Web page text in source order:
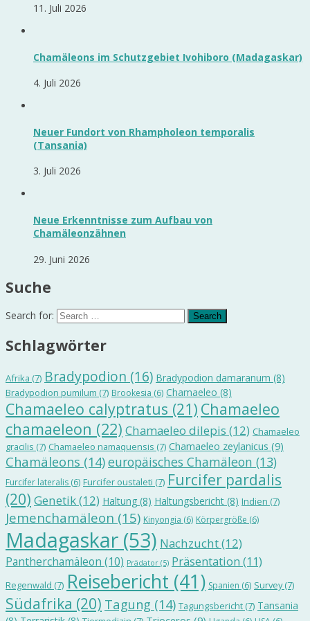
11. Juli 2026
Chamäleons im Schutzgebiet Ivohiboro (Madagaskar)
4. Juli 2026
Neuer Fundort von Rhampholeon temporalis
(Tansania)
3. Juli 2026
Neue Erkenntnisse zum Aufbau von
Chamäleonzähnen
29. Juni 2026
Suche
Search for:
Schlagwörter
Afrika (7) Bradypodion (16) Bradypodion damaranum (8)
Bradypodion pumilum (7) Brookesia (6) Chamaeleo (8)
Chamaeleo calyptratus (21) Chamaeleo
chamaeleon (22) Chamaeleo dilepis (12) Chamaeleo
gracilis (7) Chamaeleo namaquensis (7) Chamaeleo zeylanicus (9)
Chamäleons (14)europäisches Chamäleon (13)
Furcifer lateralis (6) Furcifer oustaleti (7) Furcifer pardalis
(20) Genetik(12) Haltung (8) Haltungsbericht (8) Indien (7)
Jemenchamäleon (15) Kinyongia (6) Körpergröße (6)
Madagaskar (53) Nachzucht(12)
Pantherchamäleon (10) Prädator (5) Präsentation (11)
Regenwald (7) Reisebericht (41) Spanien (6) Survey(7)
Südafrika (20) Tagung (14) Tagungsbericht (7) Tansania